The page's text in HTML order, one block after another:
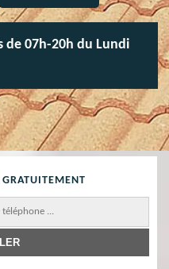
de 07h-20h du Lundi